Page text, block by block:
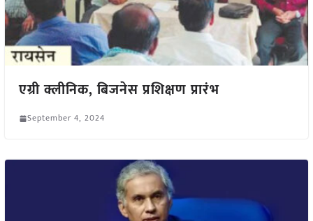
एग्री क्लीनिक, बिजनेस प्रशिक्षण प्रारंभ
September 4, 2024